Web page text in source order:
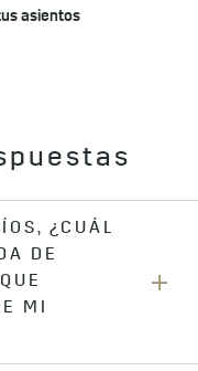
asientos
¿CUÁL
DE
MI